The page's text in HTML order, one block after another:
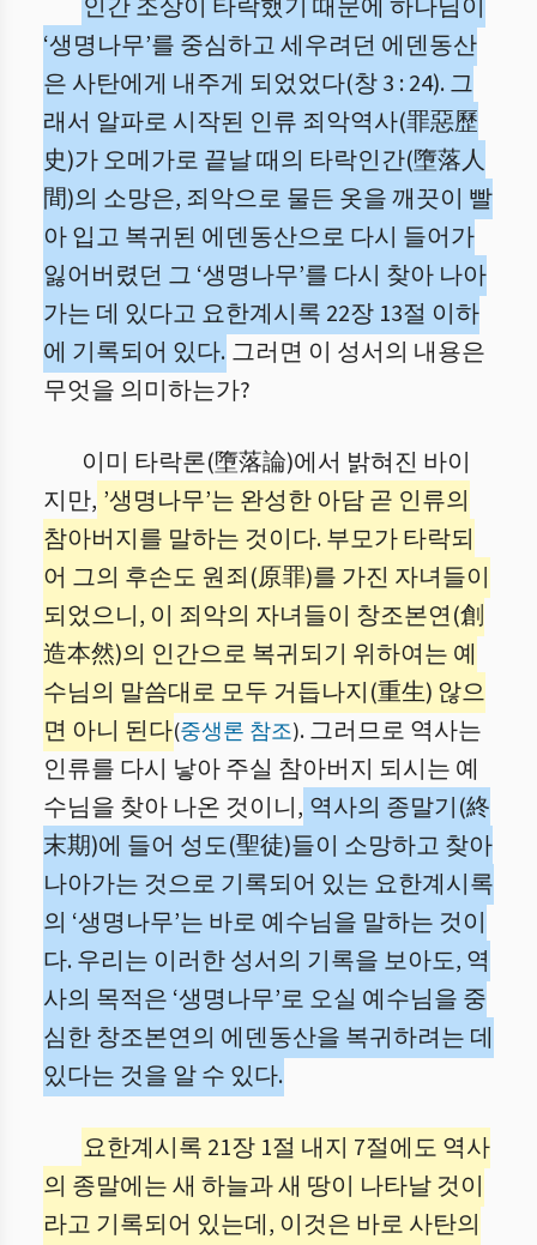
인간 조상이 타락했기 때문에 하나님이
‘생명나무’를 중심하고 세우려던 에덴동산
은 사탄에게 내주게 되었었다(창 3 : 24). 그
래서 알파로 시작된 인류 죄악역사(罪惡歷
史)가 오메가로 끝날 때의 타락인간(墮落人
間)의 소망은, 죄악으로 물든 옷을 깨끗이 빨
아 입고 복귀된 에덴동산으로 다시 들어가
잃어버렸던 그 ‘생명나무’를 다시 찾아 나아
가는 데 있다고 요한계시록 22장 13절 이하
에 기록되어 있다. 그러면 이 성서의 내용은
무엇을 의미하는가?
이미 타락론(墮落論)에서 밝혀진 바이
지만, ’생명나무’는 완성한 아담 곧 인류의
참아버지를 말하는 것이다. 부모가 타락되
어 그의 후손도 원죄(原罪)를 가진 자녀들이
되었으니, 이 죄악의 자녀들이 창조본연(創
造本然)의 인간으로 복귀되기 위하여는 예
수님의 말씀대로 모두 거듭나지(重生) 않으
면 아니 된다(중생론 참조). 그러므로 역사는
인류를 다시 낳아 주실 참아버지 되시는 예
수님을 찾아 나온 것이니, 역사의 종말기(終
末期)에 들어 성도(聖徒)들이 소망하고 찾아
나아가는 것으로 기록되어 있는 요한계시록
의 ‘생명나무’는 바로 예수님을 말하는 것이
다. 우리는 이러한 성서의 기록을 보아도, 역
사의 목적은 ‘생명나무’로 오실 예수님을 중
심한 창조본연의 에덴동산을 복귀하려는 데
있다는 것을 알 수 있다.
요한계시록 21장 1절 내지 7절에도 역사
의 종말에는 새 하늘과 새 땅이 나타날 것이
라고 기록되어 있는데, 이것은 바로 사탄의